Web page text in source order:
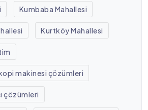
Kumbaba Mahallesi
Kurtköy Mahallesi
makinesi çözümleri
çözümleri